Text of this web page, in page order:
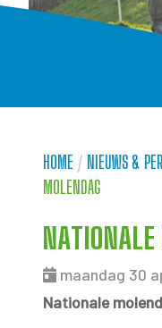
HOME / NIEUWS &
MOLENDAG
maandag 30
Nationale